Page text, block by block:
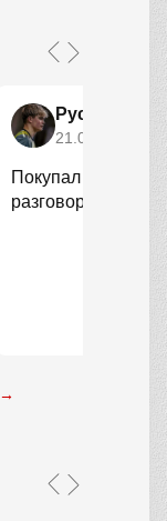
Руслан
21.02.2026
Покупал
разговоров.
→